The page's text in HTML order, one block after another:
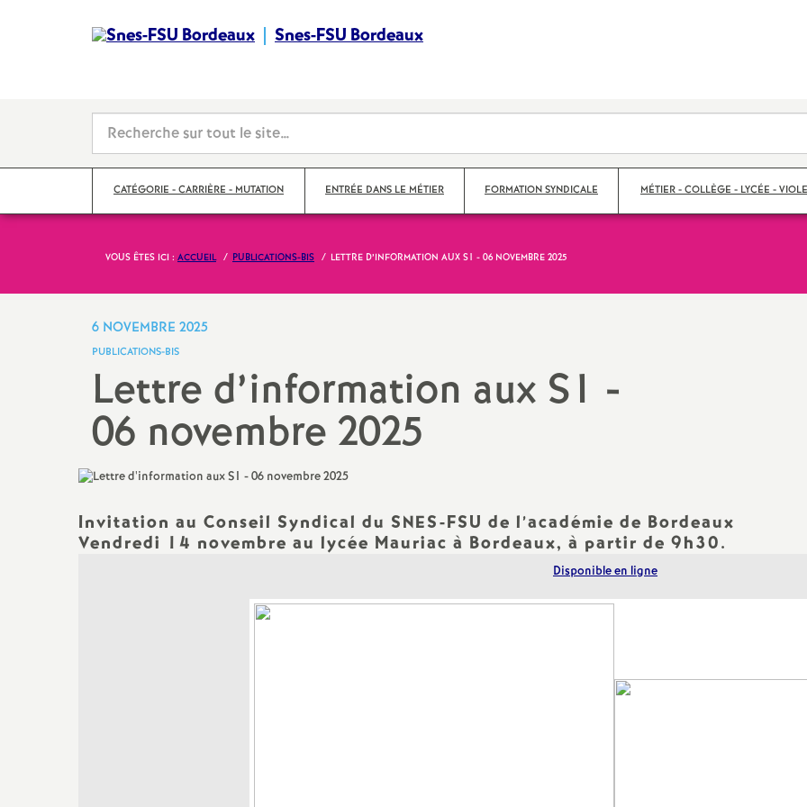
Snes-FSU BordeauxS
n
d
i
t
N
t
i
o
CATÉGORIE - CARRIÈRE - MUTATION
Mutations
Titulaire sur Zone de
Remplacement
ENTRÉE DANS LE MÉTIER FORMATION SYNDICALE MÉTIER - COLLÈGE - LYCÉE -
VOUS ÊTES ICI : ACCUEIL PUBLICATIONS-BIS LETTRE D’INFORMATION AUX S1 - 06 NOVEMBRE 2025
6 NOVEMBRE 2025
PUBLICATIONS-BIS
Lettre d’information aux S1 -
06 novembre 2025
Invitation au Conseil Syndical du SNES-FSU de l’académie de Bordeaux
Vendredi 14 novembre au lycée Mauriac à Bordeaux, à partir de 9h30.
Disponible en ligne